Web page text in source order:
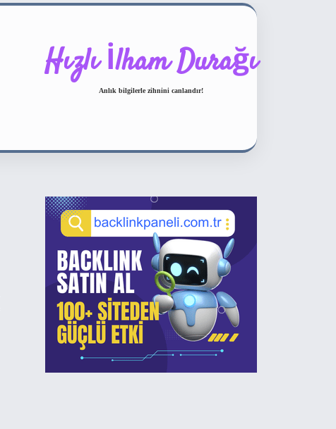
Hızlı İlham Durağı
Anlık bilgilerle zihnini canlandır!